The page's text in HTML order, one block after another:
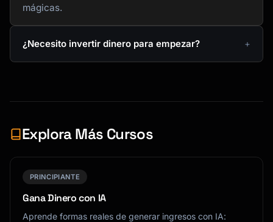
mágicas.
¿Necesito invertir dinero para empezar?
Explora Más Cursos
PRINCIPIANTE
Gana Dinero con IA
Aprende formas reales de generar ingresos con IA: